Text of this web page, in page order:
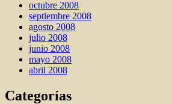
octubre 2008
septiembre 2008
agosto 2008
julio 2008
junio 2008
mayo 2008
abril 2008
Categorías